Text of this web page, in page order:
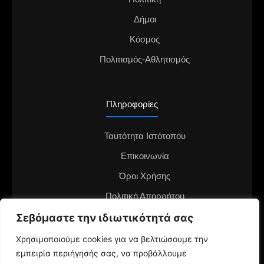
Σεβόμαστε την ιδιωτικότητά σας
Χρησιμοποιούμε cookies για να βελτιώσουμε την
εμπειρία περιήγησής σας, να προβάλλουμε
Δήμοι
Κόσμος
Πολιτισμός-Αθλητισμός
Πληροφορίες
Ταυτότητα Ιστότοπου
Επικοινωνία
Όροι Χρήσης
Πολιτική Απορρήτου
Διαφημιστείτε στο notianea.gr
Γίνε ο ανταποκριτής στην περιοχή σου